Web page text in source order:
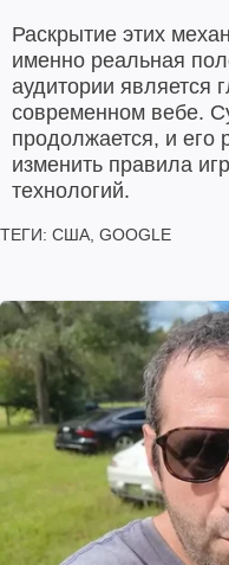
Раскрытие этих
именно реальная
аудитории является
современном вебе.
продолжается, и его
изменить правила
технологий.
ТЕГИ: США GOOGLE